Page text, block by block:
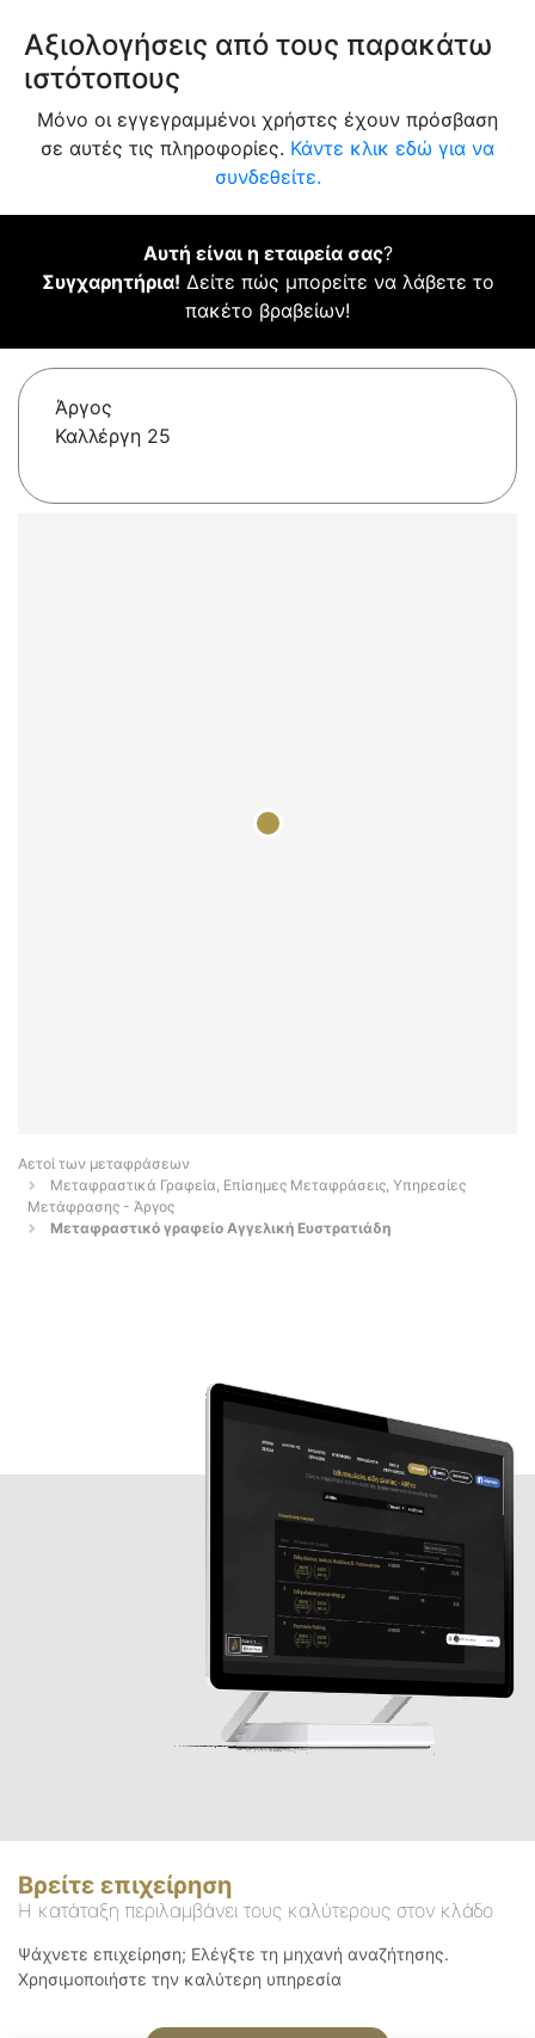
Αξιολογήσεις από τους παρακάτω
ιστότοπους
Μόνο οι εγγεγραμμένοι χρήστες έχουν πρόσβαση
σε αυτές τις πληροφορίες. Κάντε κλικ εδώ για να
συνδεθείτε.
Αυτή είναι η εταιρεία σας?
Συγχαρητήρια! Δείτε πώς μπορείτε να λάβετε το
πακέτο βραβείων!
Άργος
Καλλέργη 25
Αετοί των μεταφράσεων
Μεταφραστικά Γραφεία, Επίσημες Μεταφράσεις, Υπηρεσίες
Μετάφρασης - Άργος
Μεταφραστικό γραφείο Αγγελική Ευστρατιάδη
Βρείτε επιχείρηση
Η κατάταξη περιλαμβάνει τους καλύτερους στον κλάδο
Ψάχνετε επιχείρηση; Ελέγξτε τη μηχανή αναζήτησης.
Χρησιμοποιήστε την καλύτερη υπηρεσία